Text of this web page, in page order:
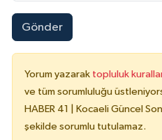
Gönder
Yorum yazarak topluluk
ve tüm sorumluluğu
HABER 41 | Kocaeli Güncel
şekilde sorumlu tutulamaz.